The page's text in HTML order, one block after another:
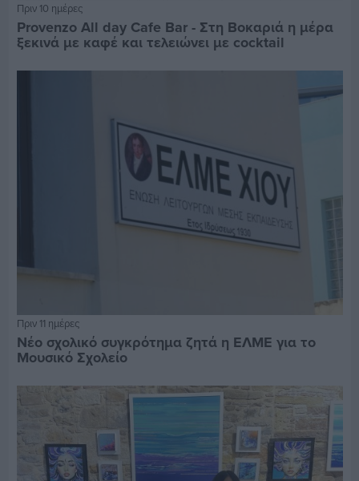
Πριν 10 ημέρες
Provenzo All day Cafe Bar - Στη Βοκαριά η μέρα
ξεκινά με καφέ και τελειώνει με cocktail
Πριν 11 ημέρες
Νέο σχολικό συγκρότημα ζητά η ΕΛΜΕ για το
Μουσικό Σχολείο